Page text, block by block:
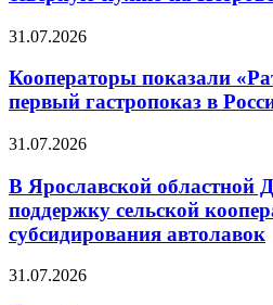
31.07.2026
Кооператоры показали
первый гастропоказ в
31.07.2026
В Ярославской областной
поддержку сельской
субсидирования автолавок
31.07.2026